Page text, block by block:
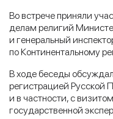
Во встрече приняли
делам религий
и генеральный
по Континентальному
В ходе беседы
регистрацией Русской
и в частности, с
государственной